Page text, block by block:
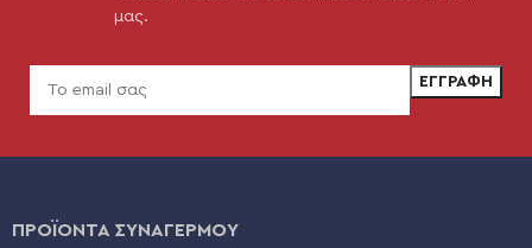
μας.
ΠΡΟΪΟΝΤΑ ΣΥΝΑΓΕΡΜΟΥ